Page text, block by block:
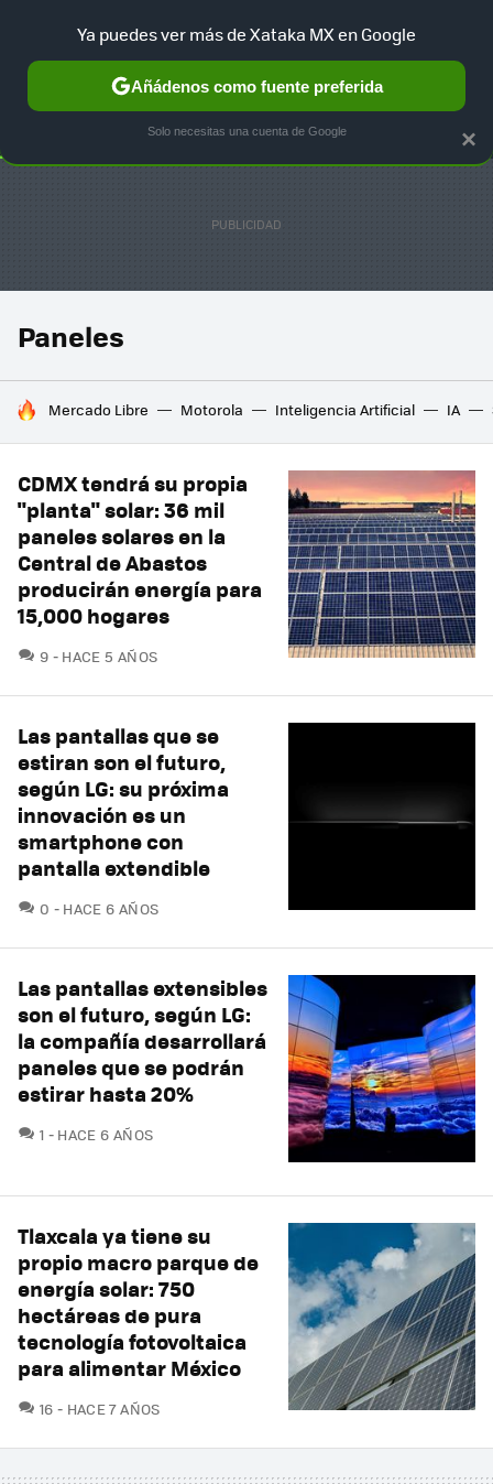
SELECCIÓN GAMING HOME AUTO TERRITORIO
Paneles
HOY SE HABLA DE
Mercado Libre Motorola Inteligencia Artificial IA
CDMX tendrá su propia
"planta" solar: 36 mil
paneles solares en la
Central de Abastos
producirán energía para
15,000 hogares
9 COMENTARIOS
HACE 5 AÑOS
Las pantallas que se
estiran son el futuro,
según LG: su próxima
innovación es un
smartphone con
pantalla extendible
0 COMENTARIOS
HACE 6 AÑOS
Las pantallas extensibles
son el futuro, según LG:
la compañía desarrollará
paneles que se podrán
estirar hasta 20%
1 COMENTARIOS
HACE 6 AÑOS
Tlaxcala ya tiene su
propio macro parque de
energía solar: 750
hectáreas de pura
tecnología fotovoltaica
para alimentar México
16 COMENTARIOS
HACE 7 AÑOS
×
Ya puedes ver más de Xataka MX en Google
Añádenos como fuente preferida
Solo necesitas una cuenta de Google